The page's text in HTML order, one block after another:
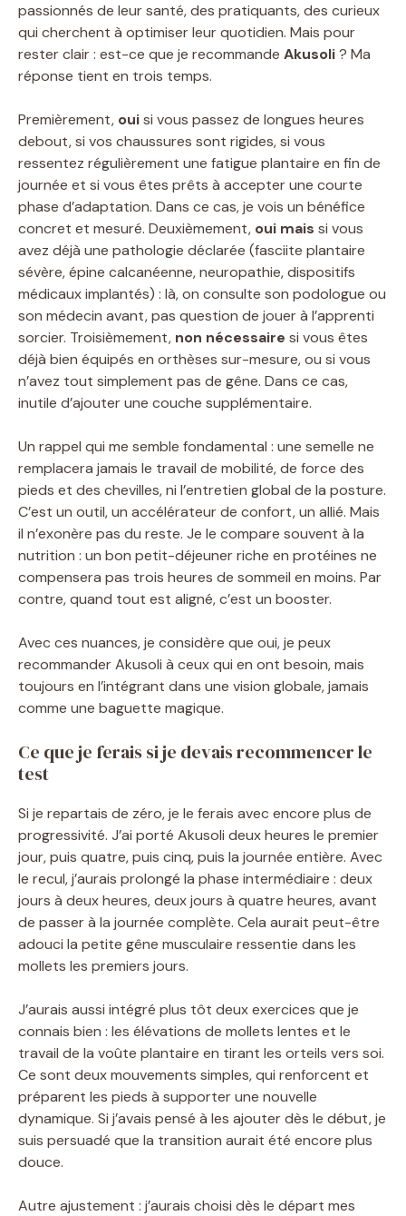
passionnés de leur santé, des pratiquants, des curieux
qui cherchent à optimiser leur quotidien. Mais pour
rester clair : est-ce que je recommande Akusoli? Ma
réponse tient en trois temps.
Premièrement, ouisi vous passez de longues heures
debout, si vos chaussures sont rigides, si vous
ressentez régulièrement une fatigue plantaire en fin de
journée et si vous êtes prêts à accepter une courte
phase d’adaptation. Dans ce cas, je vois un bénéfice
concret et mesuré. Deuxièmement, oui mais si vous
avez déjà une pathologie déclarée (fasciite plantaire
sévère, épine calcanéenne, neuropathie, dispositifs
médicaux implantés) : là, on consulte son podologue ou
son médecin avant, pas question de jouer à l’apprenti
sorcier. Troisièmement, non nécessaire si vous êtes
déjà bien équipés en orthèses sur-mesure, ou si vous
n’avez tout simplement pas de gêne. Dans ce cas,
inutile d’ajouter une couche supplémentaire.
Un rappel qui me semble fondamental : une semelle ne
remplacera jamais le travail de mobilité, de force des
pieds et des chevilles, ni l’entretien global de la posture.
C’est un outil, un accélérateur de confort, un allié. Mais
il n’exonère pas du reste. Je le compare souvent à la
nutrition : un bon petit-déjeuner riche en protéines ne
compensera pas trois heures de sommeil en moins. Par
contre, quand tout est aligné, c’est un booster.
Avec ces nuances, je considère que oui, je peux
recommander Akusoli à ceux qui en ont besoin, mais
toujours en l’intégrant dans une vision globale, jamais
comme une baguette magique.
Ce que je ferais si je devais recommencer le
test
Si je repartais de zéro, je le ferais avec encore plus de
progressivité. J’ai porté Akusoli deux heures le premier
jour, puis quatre, puis cinq, puis la journée entière. Avec
le recul, j’aurais prolongé la phase intermédiaire : deux
jours à deux heures, deux jours à quatre heures, avant
de passer à la journée complète. Cela aurait peut-être
adouci la petite gêne musculaire ressentie dans les
mollets les premiers jours.
J’aurais aussi intégré plus tôt deux exercices que je
connais bien : les élévations de mollets lentes et le
travail de la voûte plantaire en tirant les orteils vers soi.
Ce sont deux mouvements simples, qui renforcent et
préparent les pieds à supporter une nouvelle
dynamique. Si j’avais pensé à les ajouter dès le début, je
suis persuadé que la transition aurait été encore plus
douce.
Autre ajustement : j’aurais choisi dès le départ mes